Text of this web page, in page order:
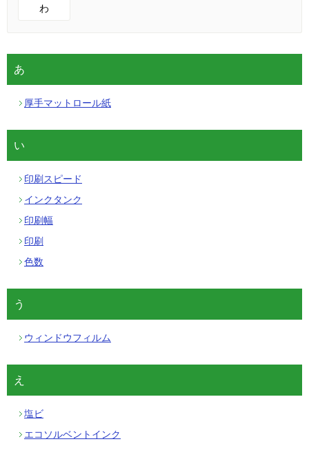
わ
あ
厚手マットロール紙
い
印刷スピード
インクタンク
印刷幅
印刷
色数
う
ウィンドウフィルム
え
塩ビ
エコソルベントインク